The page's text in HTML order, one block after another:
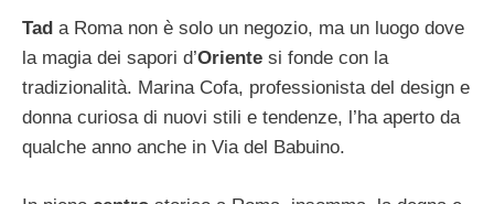
Tad a Roma non è solo un negozio, ma un luogo dove
la magia dei sapori d’Oriente si fonde con la
tradizionalità. Marina Cofa, professionista del design e
donna curiosa di nuovi stili e tendenze, l’ha aperto da
qualche anno anche in Via del Babuino.